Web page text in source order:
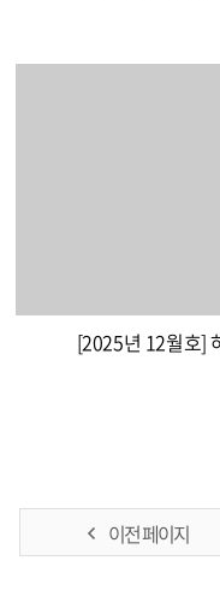
[2025년 12월호]
이전 페이지